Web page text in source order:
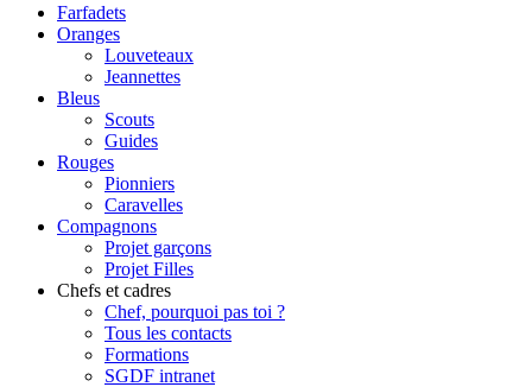
Farfadets
Oranges
Louveteaux
Jeannettes
Bleus
Scouts
Guides
Rouges
Pionniers
Caravelles
Compagnons
Projet garçons
Projet Filles
Chefs et cadres
Chef, pourquoi pas toi ?
Tous les contacts
Formations
SGDF intranet